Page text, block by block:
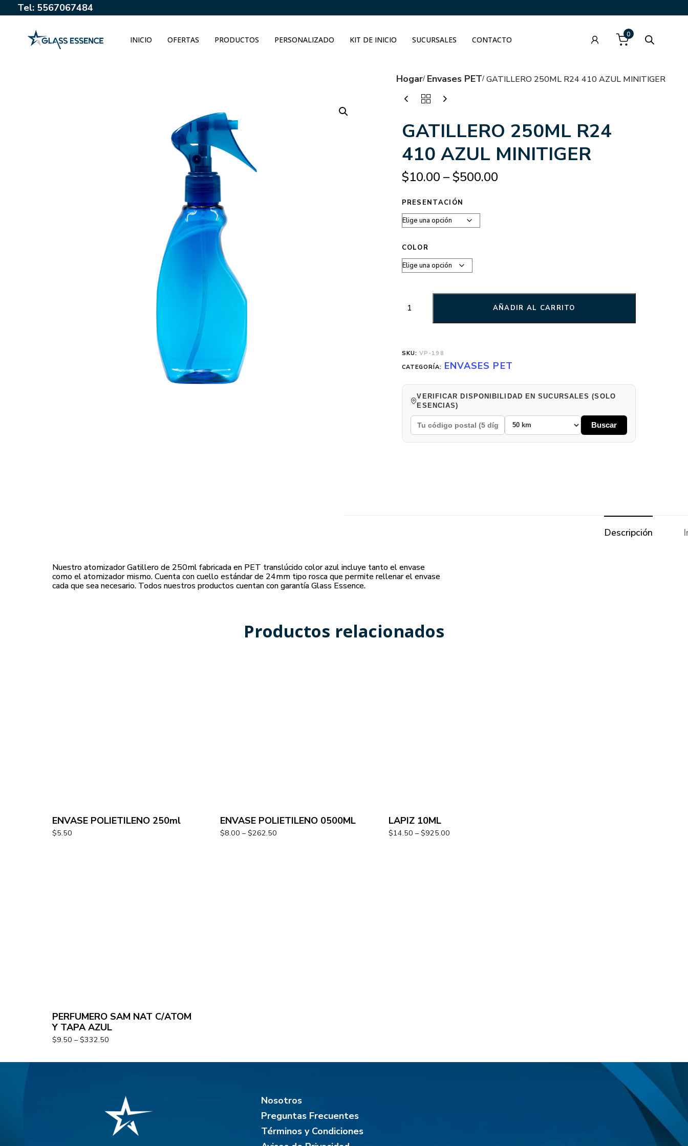
Tel: 5567067484
INICIO OFERTAS PRODUCTOS PERSONALIZADO KIT DE INICIO SUCURSALES CONTACTO
0
Hogar Envases PET GATILLERO 250ML R24 410 AZUL MINITIGER
GATILLERO 250ML R24
410 AZUL MINITIGER
$10.00 – $500.00
PRESENTACIÓN
COLOR
AÑADIR AL CARRITO
SKU: VP-198
CATEGORÍA: ENVASES PET
VERIFICAR DISPONIBILIDAD EN SUCURSALES (SOLO
ESENCIAS)
Buscar
Descripción
Nuestro atomizador Gatillero de 250ml fabricada en PET translúcido color azul incluye tanto el envase
como el atomizador mismo. Cuenta con cuello estándar de 24mm tipo rosca que permite rellenar el envase
cada que sea necesario. Todos nuestros productos cuentan con garantía Glass Essence.
Productos relacionados
ENVASE POLIETILENO 250ml
$5.50
ENVASE POLIETILENO 0500ML
$8.00 – $262.50
LAPIZ 10ML
$14.50 – $925.00
PERFUMERO SAM NAT C/ATOM
Y TAPA AZUL
$9.50 – $332.50
Nosotros
Preguntas Frecuentes
Términos y Condiciones